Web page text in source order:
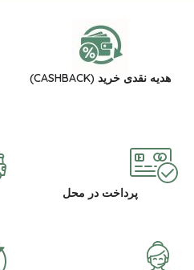
هدیه نقدی خرید (CASHBACK)
پرداخت در محل